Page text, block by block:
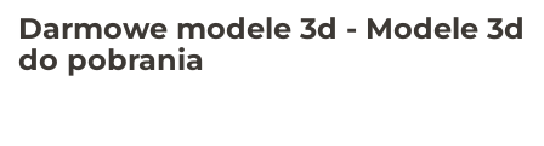
Darmowe modele 3d - Modele 3d
do pobrania